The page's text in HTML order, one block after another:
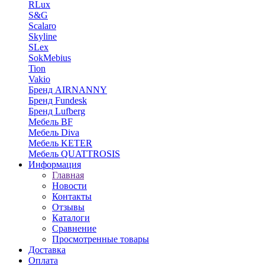
RLux
S&G
Scalaro
Skyline
SLex
SokMebius
Tion
Vakio
Бренд AIRNANNY
Бренд Fundesk
Бренд Lufberg
Мебель BF
Мебель Diva
Мебель KETER
Мебель QUATTROSIS
Информация
Главная
Новости
Контакты
Отзывы
Каталоги
Сравнение
Просмотренные товары
Доставка
Оплата